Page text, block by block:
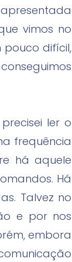
vimos no
pouco difícil,
ler o
frequência
há aquele
Há
Talvez no
e por nos
embora